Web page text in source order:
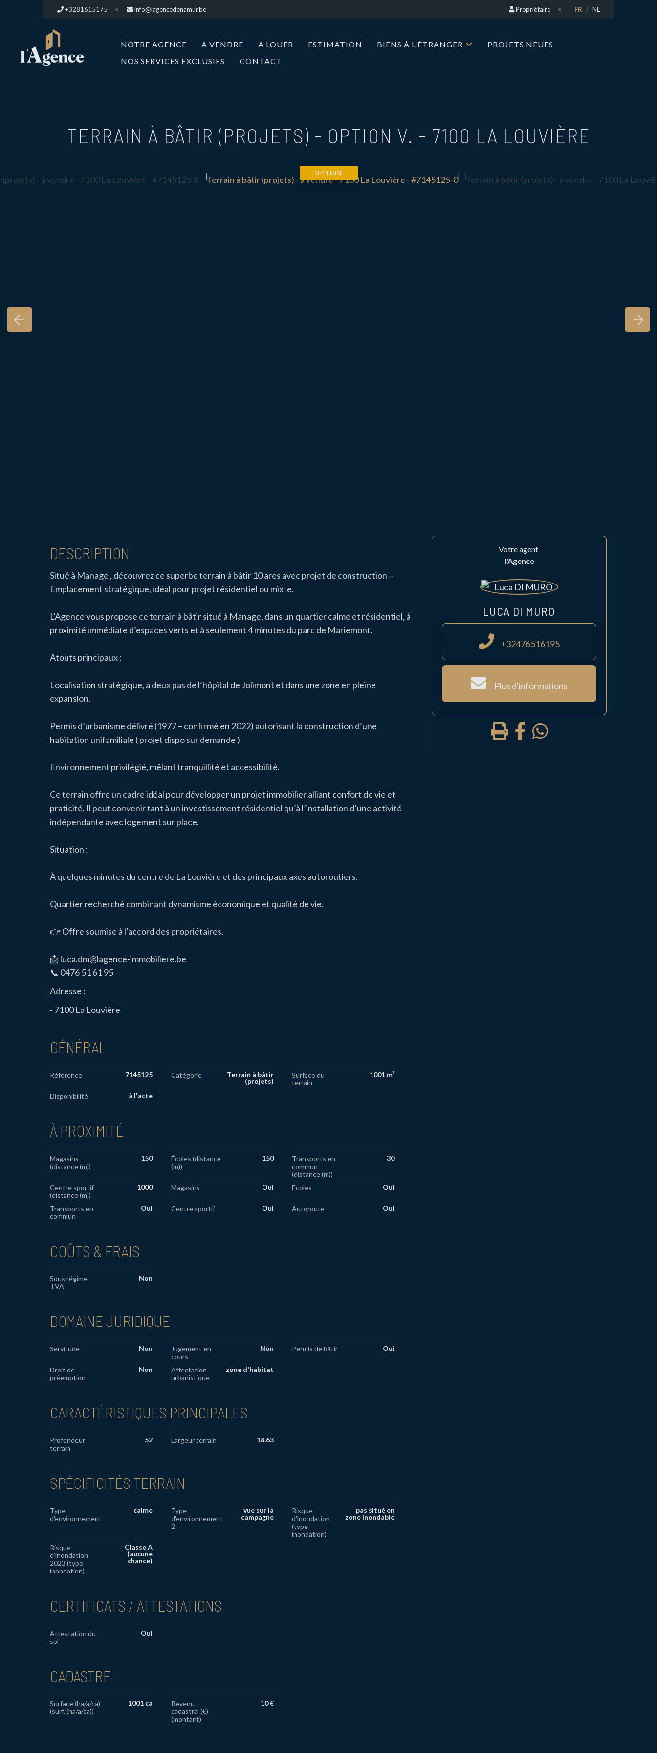
+3281615175 info@lagencedenamur.be Propriétaire FR NL
NOTRE AGENCE A VENDRE A LOUER ESTIMATION BIENS À L'ÉTRANGER
PROJETS NEUFS
NOS SERVICES EXCLUSIFS
CONTACT
TERRAIN À BÂTIR (PROJETS) - OPTION V. - 7100 LA LOUVIÈRE
OPTION
DESCRIPTION
Situé à Manage , découvrez ce superbe terrain à bâtir 10 ares avec projet de construction –
Emplacement stratégique, idéal pour projet résidentiel ou mixte.
L’Agence vous propose ce terrain à bâtir situé à Manage, dans un quartier calme et résidentiel, à
proximité immédiate d’espaces verts et à seulement 4 minutes du parc de Mariemont.
Atouts principaux :
Localisation stratégique, à deux pas de l’hôpital de Jolimont et dans une zone en pleine
expansion.
Permis d’urbanisme délivré (1977 – confirmé en 2022) autorisant la construction d’une
habitation unifamiliale ( projet dispo sur demande )
Environnement privilégié, mêlant tranquillité et accessibilité.
Ce terrain offre un cadre idéal pour développer un projet immobilier alliant confort de vie et
praticité. Il peut convenir tant à un investissement résidentiel qu’à l’installation d’une activité
indépendante avec logement sur place.
Situation :
À quelques minutes du centre de La Louvière et des principaux axes autoroutiers.
Quartier recherché combinant dynamisme économique et qualité de vie.
👉 Offre soumise à l’accord des propriétaires.
📩 luca.dm@lagence-immobiliere.be
📞 0476 51 61 95
Adresse :
- 7100 La Louvière
GÉNÉRAL
Référence 7145125 Catégorie
Terrain à bâtir
(projets)
Surface du
terrain
1001 m²
Disponibilité à l'acte
À PROXIMITÉ
Magasins
(distance (m))
150
Écoles (distance
(m))
150
Transports en
commun
(distance (m))
30
Centre sportif
(distance (m))
1000 Magasins Oui Ecoles Oui
Transports en
commun
Oui Centre sportif Oui Autoroute Oui
COÛTS & FRAIS
Sous régime
TVA
Non
DOMAINE JURIDIQUE
Servitude Non
Jugement en
cours
Non Permis de bâtir Oui
Droit de
préemption
Non
Affectation
urbanistique
zone d'habitat
CARACTÉRISTIQUES PRINCIPALES
Profondeur
terrain
52 Largeur terrain 18.63
SPÉCIFICITÉS TERRAIN
Type
d'environnement
calme
Type
d'environnement
2
vue sur la
campagne
Risque
d'inondation
(type
inondation)
pas situé en
zone inondable
Risque
d'inondation
2023 (type
inondation)
Classe A
(aucune
chance)
CERTIFICATS / ATTESTATIONS
Attestation du
sol
Oui
CADASTRE
Surface (ha/a/ca)
(surf. (ha/a/ca))
1001 ca
Revenu
cadastral (€)
(montant)
10 €
Votre agent
l'Agence
LUCA DI MURO
+32476516195
Plus d'informations